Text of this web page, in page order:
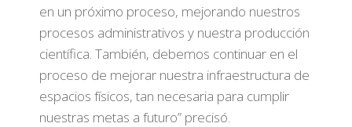
en un próximo proceso, mejorando nuestros
procesos administrativos y nuestra producción
científica. También, debemos continuar en el
proceso de mejorar nuestra infraestructura de
espacios físicos, tan necesaria para cumplir
nuestras metas a futuro” precisó.